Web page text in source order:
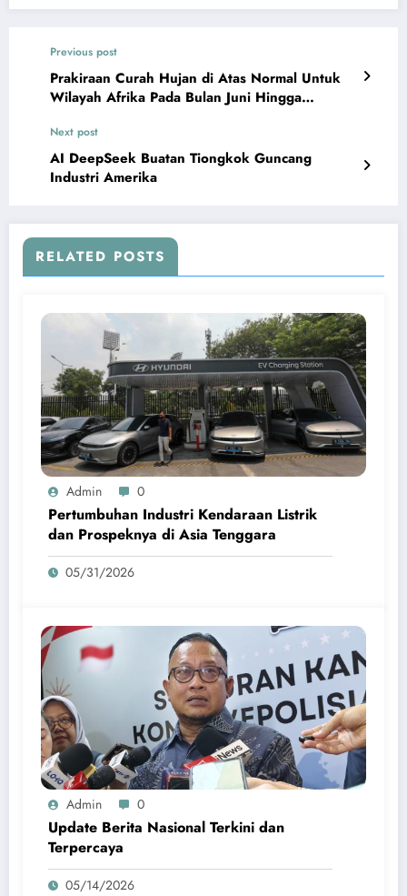
Previous post
Prakiraan Curah Hujan di Atas Normal Untuk
Wilayah Afrika Pada Bulan Juni Hingga
Next post
AI DeepSeek Buatan Tiongkok Guncang
Industri Amerika
RELATED POSTS
Admin 0
Pertumbuhan Industri Kendaraan Listrik
dan Prospeknya di Asia Tenggara
05/31/2026
Admin 0
Update Berita Nasional Terkini dan
Terpercaya
05/14/2026